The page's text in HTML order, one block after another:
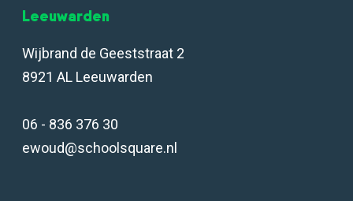
Leeuwarden
Wijbrand de Geeststraat 2
8921 AL Leeuwarden
06 - 836 376 30
ewoud@schoolsquare.nl